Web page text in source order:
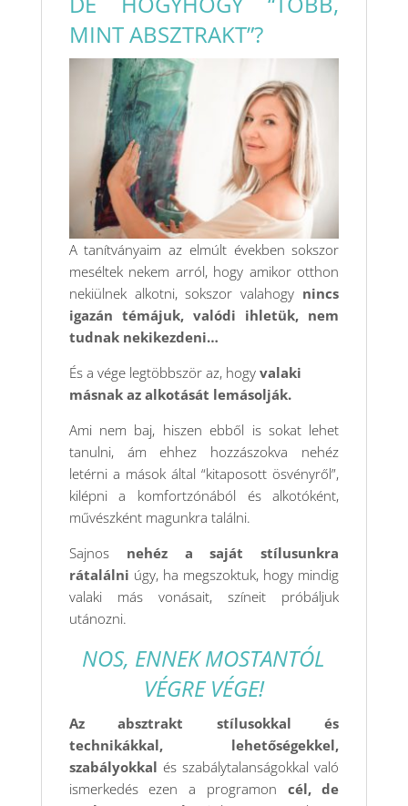
MINT ABSZTRAKT”?
A tanítványaim az elmúlt években sokszor
meséltek nekem arról, hogy amikor otthon
nekiülnek alkotni, sokszor valahogy nincs
igazán témájuk, valódi ihletük, nem
tudnak nekikezdeni…
És a vége legtöbbször az, hogy valaki
másnak az alkotását lemásolják.
Ami nem baj, hiszen ebből is sokat lehet
tanulni, ám ehhez hozzászokva nehéz
letérni a mások által “kitaposott ösvényről”,
kilépni a komfortzónából és alkotóként,
művészként magunkra találni.
Sajnos nehéz a saját stílusunkra
rátalálni úgy, ha megszoktuk, hogy mindig
valaki más vonásait, színeit próbáljuk
utánozni.
NOS, ENNEK MOSTANTÓL
VÉGRE VÉGE!
Az absztrakt stílusokkal és
technikákkal, lehetőségekkel,
szabályokkal és szabálytalanságokkal való
ismerkedés ezen a programon cél, de